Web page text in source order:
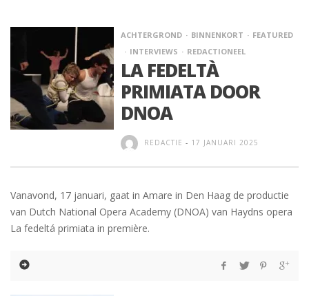
ACHTERGROND BINNENKORT
FEATURED
INTERVIEWS
REDACTIONEEL
LA FEDELTÀ
PRIMIATA DOOR
DNOA
REDACTIE - 17 JANUARI 2025
Vanavond, 17 januari, gaat in Amare in Den Haag de productie
van Dutch National Opera Academy (DNOA) van Haydns opera
La fedeltá primiata in première.